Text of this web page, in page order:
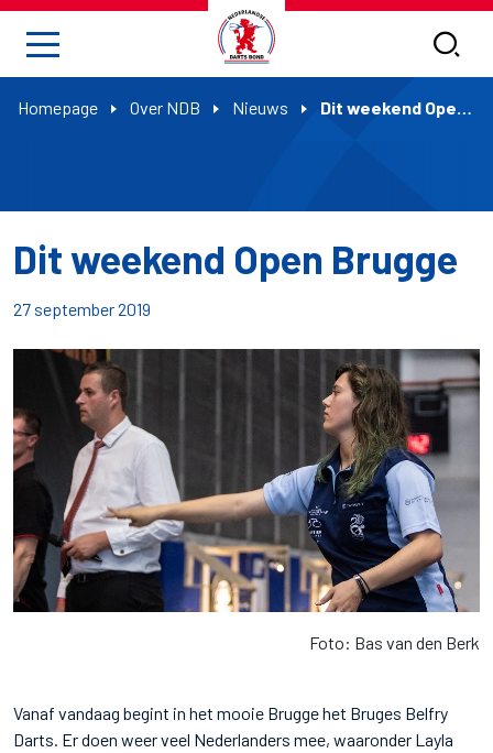
Homepage Over NDB Nieuws Dit weekend Open Brugge
Dit weekend Open Brugge
27 september 2019
Foto: Bas van den Berk
Vanaf vandaag begint in het mooie Brugge het Bruges Belfry
Darts. Er doen weer veel Nederlanders mee, waaronder Layla